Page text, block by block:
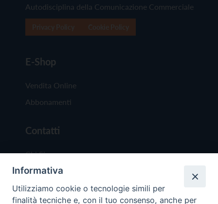
Autodisciplina della Comunicazione Commerciale
E-Shop
Vendita Online
Abbonamenti
Contatti
Chi Siamo
Redazione
Scrivici
Informativa
Utilizziamo cookie o tecnologie simili per
finalità tecniche e, con il tuo consenso, anche per